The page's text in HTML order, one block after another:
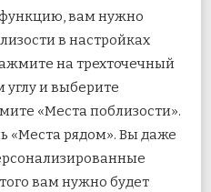
функцию, вам нужно
в настройках
на трехточечный
углу и выберите
«Места поблизости».
«Места рядом». Вы даже
вам нужно будет